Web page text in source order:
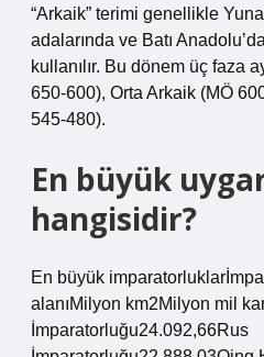
“Arkaik” terimi genellikle
adalarında ve Batı
kullanılır. Bu dönem üç faza
650-600), Orta Arkaik (MÖ
545-480).
En büyük
hangisidir?
En büyük
alanıMilyon km2Milyon mil
İmparatorluğu24.092,66Rus